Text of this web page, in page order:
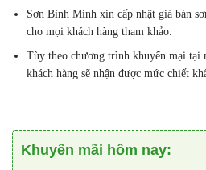
Sơn Bình Minh xin cấp nhật giá bán
cho mọi khách hàng tham khảo.
Tùy theo chương trình khuyến mại
khách hàng sẽ nhận được mức chiết
Khuyến mãi hôm nay: